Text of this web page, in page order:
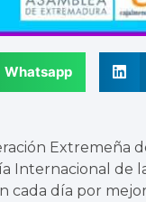
Whatsapp
Extremeña
Internacional de
cada día por